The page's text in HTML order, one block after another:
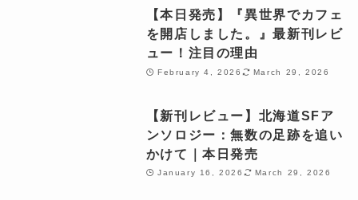
【本日発売】『異世界でカフェ
を開店しました。』最新刊レビ
ュー！注目の理由
February 4, 2026 March 29, 2026
【新刊レビュー】北海道SFア
ンソロジー：無数の足跡を追い
かけて｜本日発売
January 16, 2026 March 29, 2026